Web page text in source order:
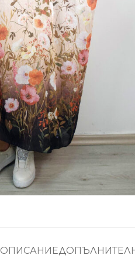
ОПИСАНИЕ